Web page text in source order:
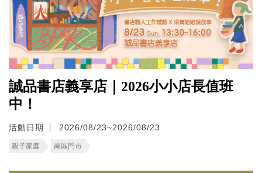
誠品書店義享店｜2026小小店長值班
中！
活動日期 2026/08/23~2026/08/23
親子家庭 南區門市